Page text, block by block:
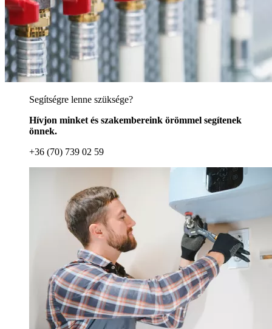
Segítségre lenne szüksége?
Hívjon minket és szakembereink örömmel segítenek
önnek.
+36 (70) 739 02 59